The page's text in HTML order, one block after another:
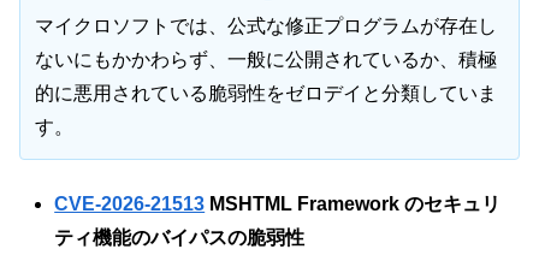
マイクロソフトでは、公式な修正プログラムが存在し
ないにもかかわらず、一般に公開されているか、積極
的に悪用されている脆弱性をゼロデイと分類していま
す。
CVE-2026-21513 MSHTML Framework のセキュリ
ティ機能のバイパスの脆弱性